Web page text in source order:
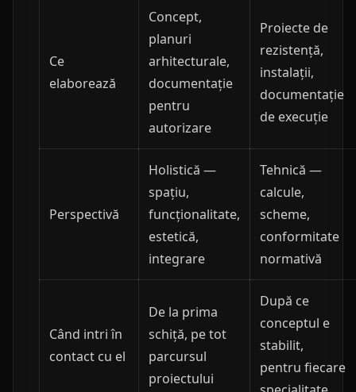
Ce
elaborează
Concept,
planuri
arhitecturale,
documentație
pentru
autorizare
Proiecte de
rezistență,
instalații,
documentație
de execuție
Perspectivă
Holistică —
spațiu,
funcționalitate,
estetică,
integrare
Tehnică —
calcule,
scheme,
conformitate
normativă
Când intri în
contact cu el
De la prima
schiță, pe tot
parcursul
proiectului
După ce
conceptul e
stabilit,
pentru fiecare